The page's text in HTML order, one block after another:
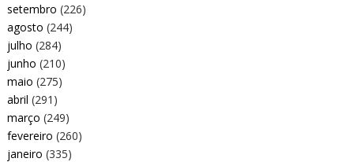
setembro (226)
agosto (244)
julho (284)
junho (210)
maio (275)
abril (291)
março (249)
fevereiro (260)
janeiro (335)